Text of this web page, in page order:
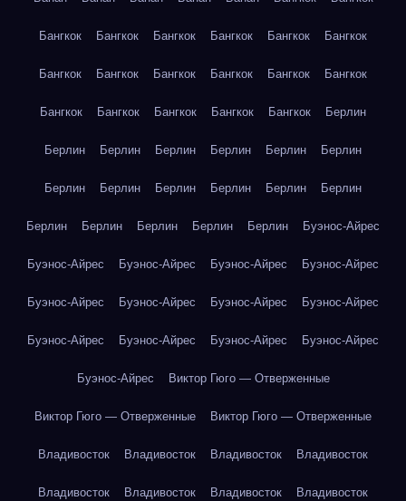
Бангкок Бангкок Бангкок Бангкок Бангкок Бангкок
Бангкок Бангкок Бангкок Бангкок Бангкок Бангкок
Бангкок Бангкок Бангкок Бангкок Бангкок Берлин
Берлин Берлин Берлин Берлин Берлин Берлин
Берлин Берлин Берлин Берлин Берлин Берлин
Берлин Берлин Берлин Берлин Берлин Буэнос-Айрес
Буэнос-Айрес Буэнос-Айрес Буэнос-Айрес Буэнос-Айрес
Буэнос-Айрес Буэнос-Айрес Буэнос-Айрес Буэнос-Айрес
Буэнос-Айрес Буэнос-Айрес Буэнос-Айрес Буэнос-Айрес
Буэнос-Айрес Виктор Гюго — Отверженные
Виктор Гюго — Отверженные Виктор Гюго — Отверженные
Владивосток Владивосток Владивосток Владивосток
Владивосток Владивосток Владивосток Владивосток